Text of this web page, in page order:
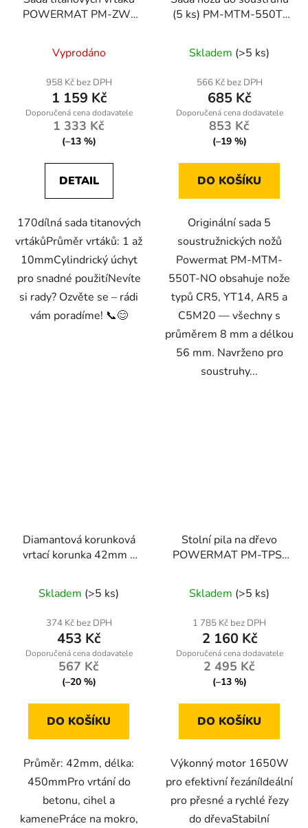
POWERMAT PM-ZW-
Vyprodáno
958 Kč bez DPH
1 159 Kč
1 333 Kč
(–13 %)
DETAIL
170dílná sada titanových
vrtákůPrůměr vrtáků: 1 až
10mmCylindrický úchyt
pro snadné použitíNevíte
si rady? Ozvěte se – rádi
vám poradíme! 📞😊
(5 ks) PM-MTM-550T-
Skladem (>5 ks)
566 Kč bez DPH
685 Kč
853 Kč
(–19 %)
DO KOŠÍKU
Originální sada 5
soustružnických nožů
Powermat PM-MTM-
550T-NO obsahuje nože
typů CR5, YT14, AR5 a
C5M20 — všechny s
průměrem 8 mm a délkou
56 mm. Navrženo pro
soustruhy...
Diamantová korunková
vrtací korunka 42mm x
Skladem (>5 ks)
374 Kč bez DPH
453 Kč
567 Kč
(–20 %)
DO KOŠÍKU
Průměr: 42mm, délka:
450mmPro vrtání do
betonu, cihel a
kamenePráce na mokro,
Stolní pila na dřevo
POWERMAT PM-TPS-
Skladem (>5 ks)
1 785 Kč bez DPH
2 160 Kč
2 495 Kč
(–13 %)
DO KOŠÍKU
Výkonný motor 1650W
pro efektivní řezáníIdeální
pro přesné a rychlé řezy
do dřevaStabilní